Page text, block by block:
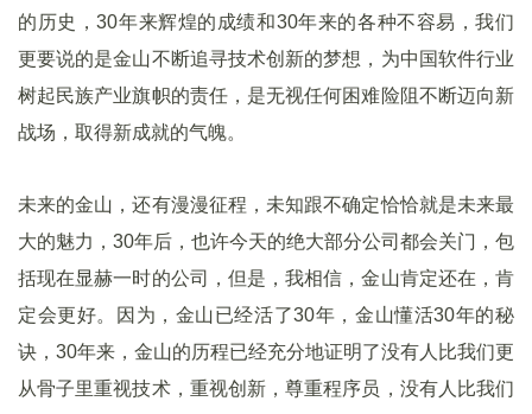
的历史，30年来辉煌的成绩和30年来的各种不容易，我们
更要说的是金山不断追寻技术创新的梦想，为中国软件行业
树起民族产业旗帜的责任，是无视任何困难险阻不断迈向新
战场，取得新成就的气魄。
未来的金山，还有漫漫征程，未知跟不确定恰恰就是未来最
大的魅力，30年后，也许今天的绝大部分公司都会关门，包
括现在显赫一时的公司，但是，我相信，金山肯定还在，肯
定会更好。因为，金山已经活了30年，金山懂活30年的秘
诀，30年来，金山的历程已经充分地证明了没有人比我们更
从骨子里重视技术，重视创新，尊重程序员，没有人比我们